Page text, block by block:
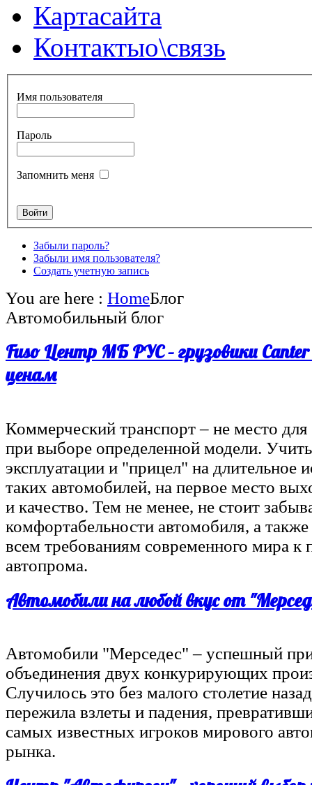
Картасайта
Контактыо\связь
Имя пользователя
Пароль
Запомнить меня
Забыли пароль?
Забыли имя пользователя?
Создать учетную запись
You are here : HomeБлог
Автомобильный блог
Fuso Центр МБ РУС – грузовики
ценам
Коммерческий транспорт – не место
при выборе определенной модели.
эксплуатации и "прицел" на длительное
таких автомобилей, на первое место
и качество. Тем не менее, не стоит
комфортабельности автомобиля, а также
всем требованиям современного мира к
автопрома.
Автомобили на любой вкус от
Автомобили "Мерседес" – успешный
объединения двух конкурирующих
Случилось это без малого столетие
пережила взлеты и падения,
самых известных игроков мирового
рынка.